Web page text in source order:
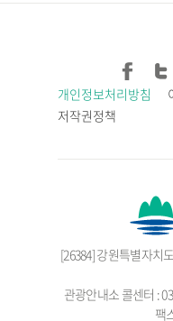
개인정보처리방침
저작권정책
[26384] 강원특별자치
관광안내소 콜센터 :
팩